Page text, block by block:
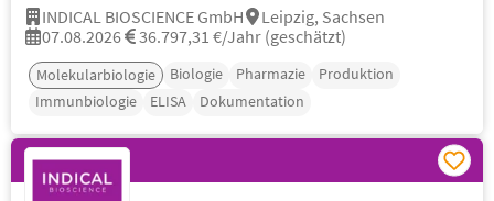
INDICAL BIOSCIENCE GmbH
Leipzig, Sachsen
07.08.2026
36.797,31 €/Jahr (geschätzt)
Molekularbiologie Biologie Pharmazie
Produktion
Immunbiologie
ELISA Dokumentation